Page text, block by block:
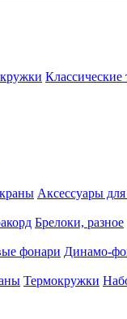
Классические
Аксессуары
Брелоки, разное
фонари Динамо-
Термокружки